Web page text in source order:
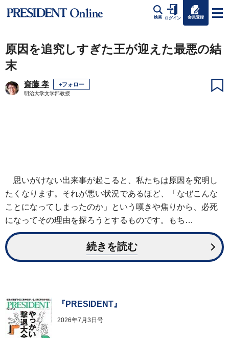
検索 ログイン 会員登録
原因を追究しすぎた王が迎えた最悪の結
末
齋藤 孝 +フォロー
明治大学文学部教授
思いがけない出来事が起こると、私たちは原因を究明し
たくなります。それが悪い状況であるほど、「なぜこんな
ことになってしまったのか」という嘆きや焦りから、必死
になってその理由を探ろうとするものです。もち…
続きを読む
『PRESIDENT』
2026年7月3日号